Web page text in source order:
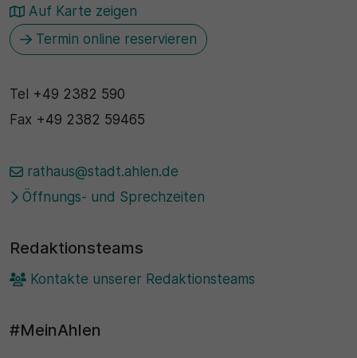
Auf Karte zeigen
Termin online reservieren
Tel +49 2382 590
Fax +49 2382 59465
rathaus@stadt.ahlen.de
Öffnungs- und Sprechzeiten
Redaktionsteams
Kontakte unserer Redaktionsteams
#MeinAhlen